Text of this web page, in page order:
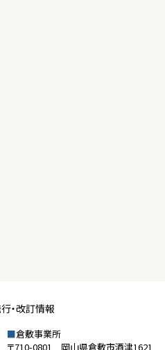
・改訂情報
■倉敷事業所
〒710-0801 岡山県倉敷市酒津1621